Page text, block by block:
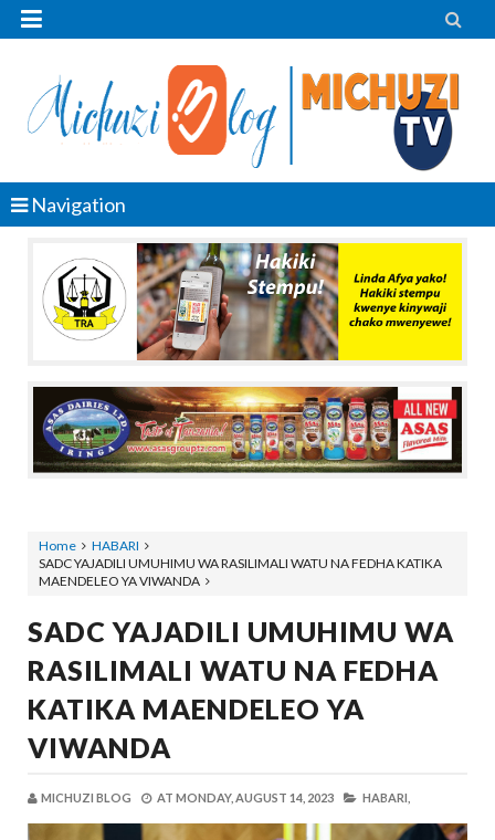
 
Navigation
Home
HABARI
SADC YAJADILI UMUHIMU WA RASILIMALI WATU NA FEDHA KATIKA
MAENDELEO YA VIWANDA
SADC YAJADILI UMUHIMU WA
RASILIMALI WATU NA FEDHA
KATIKA MAENDELEO YA
VIWANDA
MICHUZI BLOG AT MONDAY, AUGUST 14, 2023 HABARI,